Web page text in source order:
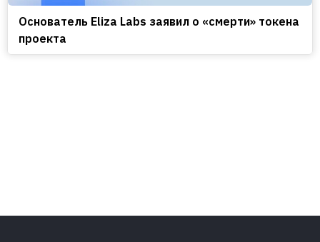
Основатель Eliza Labs заявил о «смерти» токена
проекта